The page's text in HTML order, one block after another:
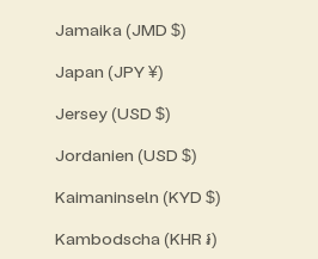
Jamaika (JMD $)
Japan (JPY ¥)
Jersey (USD $)
Jordanien (USD $)
Kaimaninseln (KYD $)
Kambodscha (KHR ៛)